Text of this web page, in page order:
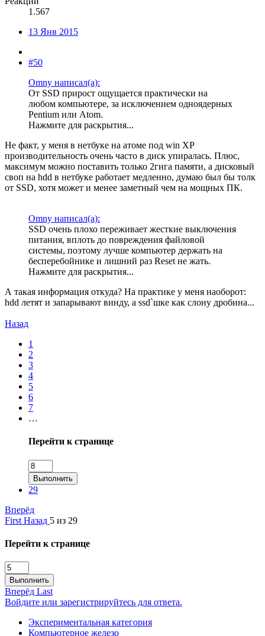
1.567
13 Янв 2015
#50
Omny написал(а):
От SSD прирост ощущается практически на
любом компьютере, за исключением одноядерных
Pentium или Atom.
Нажмите для раскрытия...
Не факт, у меня в нетбуке на атоме под win XP
производительность очень часто в диск упиралась. Плюс,
максимум можно поставить только 2гига памяти, а дисковый
своп на hdd в нетбуке работает медленно, думаю был бы толк
от SSD, хотя может и менее заметный чем на мощных ПК.
Omny написал(а):
SSD очень плохо переживает жесткие выключения
питания, вплоть до повреждения файловой
системы, поэтому лучше компьютер держать на
бесперебойнике и лишний раз Reset не жать.
Нажмите для раскрытия...
А такая информация откуда? На практике у меня наоборот:
hdd летят и запарывают винду, а ssd`шке как слону дробина...
Назад
1
2
3
4
5
6
7
…
Перейти к странице
Выполнить
29
Вперёд
First Назад 5 из 29
Перейти к странице
Выполнить
Вперёд Last
Войдите или зарегистрируйтесь для ответа.
Экспериментальная категория
Компьютерное железо